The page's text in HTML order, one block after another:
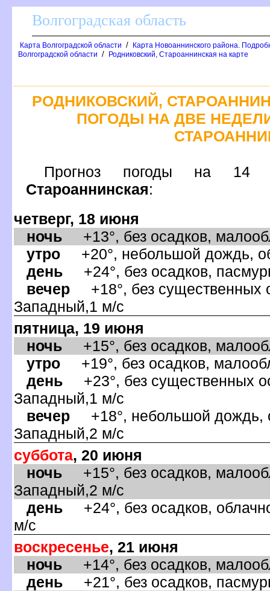
олгоградская область
Карта Волгоградской области /
Карта Новоаннинского района.
олгоградской области / Родниковский, Староаннинская на карте
РОДНИКОВСКИЙ,
ПОГОДЫ НА ДВЕ
Прогноз погоды на
Староаннинская:
четверг, 18 июня
ночь +13°, без осадков,
утро +20°, небольшой дождь,
день +24°, без осадков,
ечер +18°, без существенных
Западный,1 м/с
пятница, 19 июня
ночь +15°, без осадков,
утро +19°, без осадков,
день +23°, без существенных
Западный,1 м/с
ечер +18°, небольшой дождь,
Западный,2 м/с
суббота, 20 июня
ночь +15°, без осадков,
Западный,2 м/с
день +24°, без осадков,
м/с
оскресенье, 21 июня
ночь +14°, без осадков,
день +21°, без осадков,